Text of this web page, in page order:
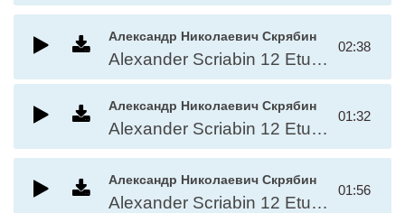
Александр Николаевич Скрябин
Alexander Scriabin 12 Etudes, Op.18 - No.11 in Bb
02:38
Александр Николаевич Скрябин
Alexander Scriabin 12 Etudes, Op.10 - No.3 in B
01:32
Александр Николаевич Скрябин
Alexander Scriabin 12 Etudes, Op.12 - No.5 in E
01:56